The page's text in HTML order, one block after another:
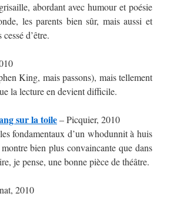
abordant avec humour et poésie
les parents bien sûr, mais aussi et
d’être.
King, mais passons), mais tellement
la lecture en devient difficile.
sur la toile– Picquier, 2010
fondamentaux d’un whodunnit à huis
bien plus convaincante que dans
je pense, une bonne pièce de théâtre.
2010